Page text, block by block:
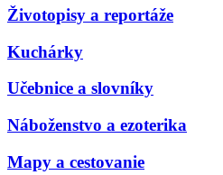
Životopisy a reportáže
Kuchárky
Učebnice a slovníky
Náboženstvo a ezoterika
Mapy a cestovanie